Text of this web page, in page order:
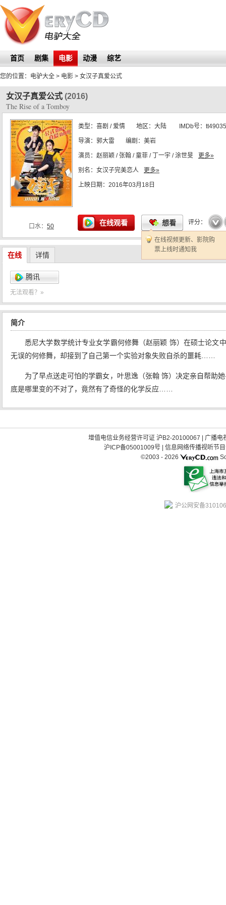
首页 剧集 电影 动漫 综艺
您的位置： 电驴大全 > 电影 > 女汉子真爱公式
女汉子真爱公式 (2016)
The Rise of a Tomboy
类型： 喜剧 / 爱情 地区： 大陆 IMDb号：
导演： 郭大雷 编剧： 美岩
演员： 赵丽颖 / 张翰 / 童菲 / 丁一宇 / 涂世旻 更多»
别名： 女汉子完美恋人 更多»
上映日期： 2016年03月18日
口水： 50 在线观看 想看
在线视频更新、影院购
票上线时通知我
评分：
☆ ☆ ☆ ☆ ☆
在线 详情
腾讯
无法观看？»
简介
悉尼大学数学统计专业女学霸何修舞（赵丽颖 饰）在硕士论文
无误的何修舞，却接到了自己第一个实验对象失败自杀的噩耗……
为了早点送走可怕的学霸女，叶思逸（张翰 饰）决定亲自帮助
底是哪里变的不对了，竟然有了奇怪的化学反应……
增值电信业务经营许可证 沪B2-20100067
广播电
沪ICP备05001009号| 信息网络传播视听节
©2003 - 2026
沪公网安备